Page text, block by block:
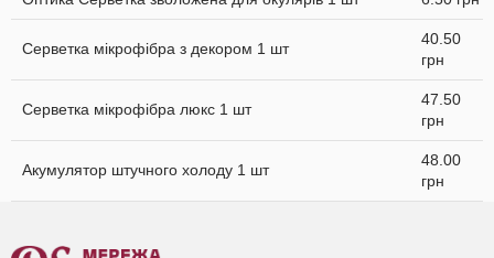
Серветка мікрофібра з декором 1 шт
40.50
грн
Серветка мікрофібра люкс 1 шт
47.50
грн
Акумулятор штучного холоду 1 шт
48.00
грн